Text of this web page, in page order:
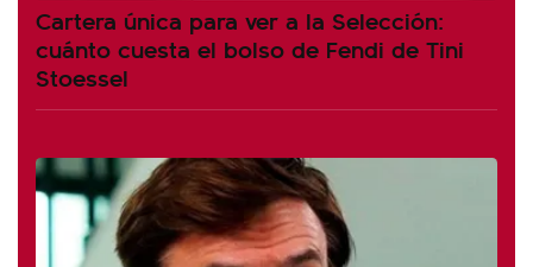
Cartera única para ver a la Selección:
cuánto cuesta el bolso de Fendi de Tini
Stoessel